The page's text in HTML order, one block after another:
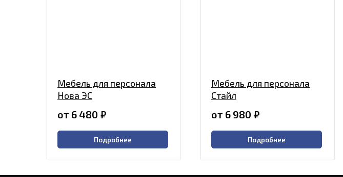
Мебель для персонала
Нова ЭС
от 6 480 ₽
Подробнее
Мебель для персонала
Стайл
от 6 980 ₽
Подробнее